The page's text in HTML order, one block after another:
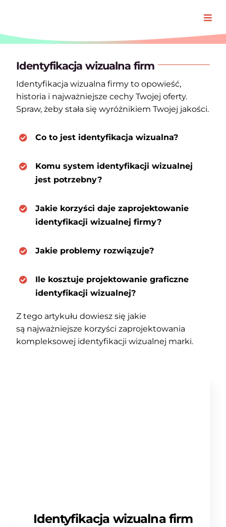
Identyfikacja wizualna firm
Identyfikacja wizualna firmy to opowieść,
historia i najważniejsze cechy Twojej oferty.
Spraw, żeby stała się wyróżnikiem Twojej jakości.
Co to jest identyfikacja wizualna?
Komu system identyfikacji wizualnej
jest potrzebny?
Jakie korzyści daje zaprojektowanie
identyfikacji wizualnej firmy?
Jakie problemy rozwiązuje?
Ile kosztuje projektowanie graficzne
identyfikacji wizualnej?
Z tego artykułu dowiesz się jakie
są najważniejsze korzyści zaprojektowania
kompleksowej identyfikacji wizualnej marki.
Identyfikacja wizualna firm